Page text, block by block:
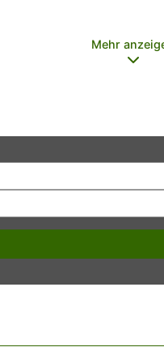
Mehr